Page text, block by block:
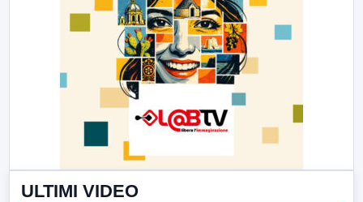
ULTIMI VIDEO